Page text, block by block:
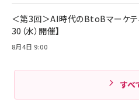
＜第3回＞AI時代のBtoBマーケテ
30（水）開催】
8月4日 9:00
すべ